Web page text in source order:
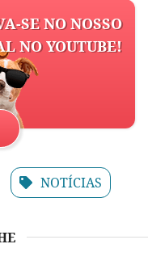
SE NO NOSSO
NO YOUTUBE!
NOTÍCIAS